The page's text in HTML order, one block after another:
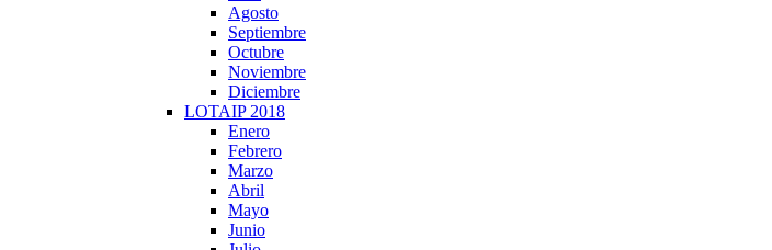
Agosto
Septiembre
Octubre
Noviembre
Diciembre
LOTAIP 2018
Enero
Febrero
Marzo
Abril
Mayo
Junio